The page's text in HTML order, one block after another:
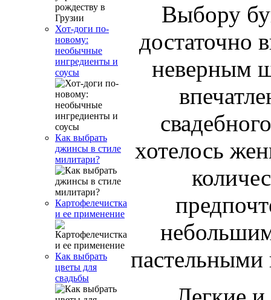
Хот-доги по-
новому:
необычные
ингредиенты и
соусы
Как выбрать
джинсы в стиле
милитари?
Картофелечистка
и ее применение
Как выбрать
цветы для
свадьбы
Выбору
достаточно
неверным
хотелось
пастельными